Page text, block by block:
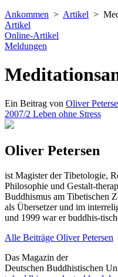
Ankommen > Artikel >
Artikel
Online-Artikel
Meldungen
Ein Beitrag von Oliver
2007/2 Leben ohne Stress
Oliver Petersen
ist Magister der Tibetologie,
Philosophie und Gestalt-
Buddhismus am Tibetischen
als Übersetzer und im
und 1999 war er buddhis-
Alle Beiträge Oliver Petersen
Das Magazin der
Deutschen Buddhistischen